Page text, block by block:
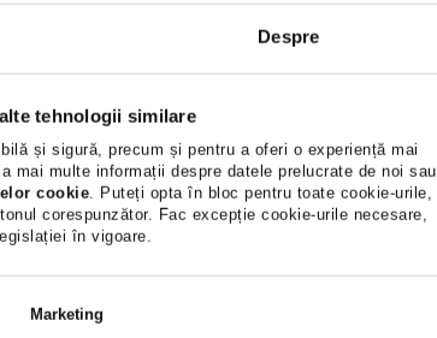
Despre
tehnologii similare
și sigură, precum și pentru a oferi o experiență mai
mai multe informații despre datele prelucrate de noi sau
cookie. Puteți opta în bloc pentru toate cookie-urile,
corespunzător. Fac excepție cookie-urile necesare,
în vigoare.
Marketing